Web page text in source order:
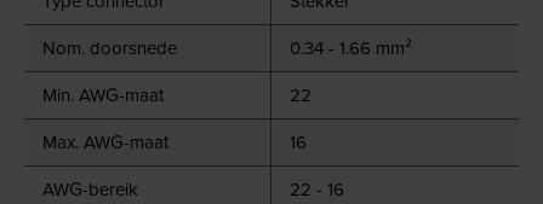
Nom. doorsnede
0.34 - 1.66 mm²
Min. AWG-maat
22
Max. AWG-maat
16
AWG-bereik
22 - 16